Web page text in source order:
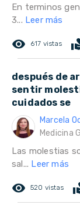
En terminos
3... Leer más
remove_red_eye 617 vistas
después de
sentir
cuidados se
Marcela
Medicina
Las molestias
sal... Leer más
remove_red_eye 520 vistas